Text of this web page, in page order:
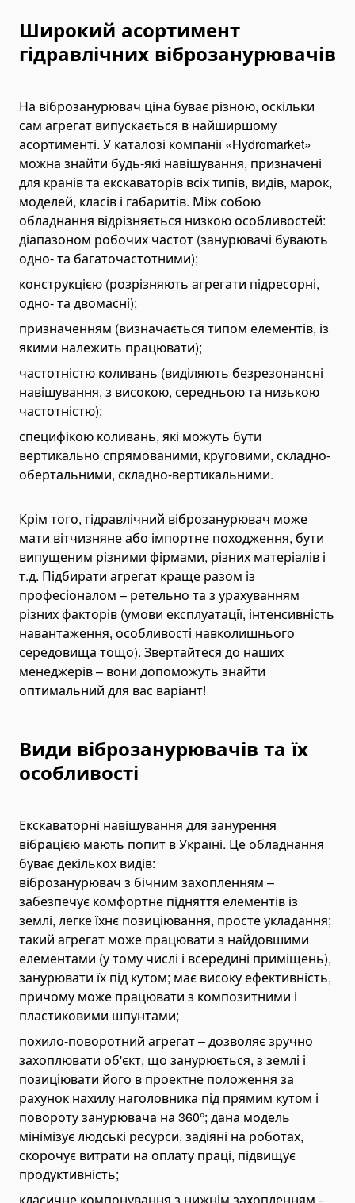
Складські навантажувачі
Навантажувачі для піддонів
Телескопічні навантажувачі
Вилкові навантажувачі
Евакуатори і автовози
Пожежна техніка
Пожежні машини
Кар'єрна техніка
Підйомне обладнання
Телескопічні підйомники
Щоглові підйомники
Колінчасті підйомники
Ножичні підйомники
Паркувальні підйомники
Переобладнання самоскидів, тягачів, спецтехніки
Аппарелі
Земснаряди
Дорожньо-будівельна спецтехніка
Автобетононасоси
Асфальтоукладачі та дорожні катки
Торкрет установки
Асфальтобетонна продукція
Асфальт
Будівництво доріг
Віброплити
Дорожні фрези
Шини для спецтехніки
Генератори
Палебійне обладнання
Палевдавлюючі установки
Устаткування для різання паль
Дизель-молоти
Машини для забивання свай
Промислові роботи
Б/у промислові роботи
Утилізатори і інсинератори
Агломераційні машини
Екструдери
Пресове устаткування і прес-перфоратори
Вібропреси
Пневматичні преси
Складське обладнання
Штабелери
Гідравлічні штабелери
Ручні штабелери
Візки складські
Широкий асортимент
гідравлічних віброзанурювачів
На віброзанурювач ціна буває різною, оскільки
сам агрегат випускається в найширшому
асортименті. У каталозі компанії «Hydromarket»
можна знайти будь-які навішування, призначені
для кранів та екскаваторів всіх типів, видів, марок,
моделей, класів і габаритів. Між собою
обладнання відрізняється низкою особливостей:
діапазоном робочих частот (занурювачі бувають
одно- та багаточастотними);
конструкцією (розрізняють агрегати підресорні,
одно- та двомасні);
призначенням (визначається типом елементів, із
якими належить працювати);
частотністю коливань (виділяють безрезонансні
навішування, з високою, середньою та низькою
частотністю);
специфікою коливань, які можуть бути
вертикально спрямованими, круговими, складно-
обертальними, складно-вертикальними.
Крім того, гідравлічний віброзанурювач може
мати вітчизняне або імпортне походження, бути
випущеним різними фірмами, різних матеріалів і
т.д. Підбирати агрегат краще разом із
професіоналом – ретельно та з урахуванням
різних факторів (умови експлуатації, інтенсивність
навантаження, особливості навколишнього
середовища тощо). Звертайтеся до наших
менеджерів – вони допоможуть знайти
оптимальний для вас варіант!
Види віброзанурювачів та їх
особливості
Екскаваторні навішування для занурення
вібрацією мають попит в Україні. Це обладнання
буває декількох видів:
віброзанурювач з бічним захопленням –
забезпечує комфортне підняття елементів із
землі, легке їхнє позиціювання, просте укладання;
такий агрегат може працювати з найдовшими
елементами (у тому числі і всередині приміщень),
занурювати їх під кутом; має високу ефективність,
причому може працювати з композитними і
пластиковими шпунтами;
похило-поворотний агрегат – дозволяє зручно
захоплювати об'єкт, що занурюється, з землі і
позиціювати його в проектне положення за
рахунок нахилу наголовника під прямим кутом і
повороту занурювача на 360°; дана модель
мінімізує людські ресурси, задіяні на роботах,
скорочує витрати на оплату праці, підвищує
продуктивність;